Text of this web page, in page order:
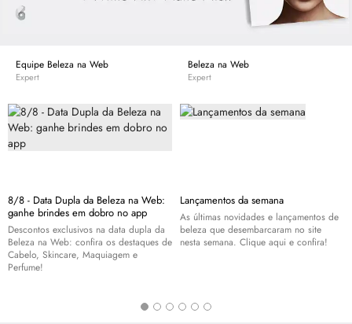
Equipe Beleza na Web
Expert
8/8 - Data Dupla da Beleza na Web:
ganhe brindes em dobro no app
Descontos exclusivos na data dupla da
Beleza na Web: confira os destaques de
Cabelo, Skincare, Maquiagem e
Perfume!
Beleza na Web
Expert
Lançamentos da semana
As últimas novidades e lançamentos de
beleza que desembarcaram no site
nesta semana. Clique aqui e confira!